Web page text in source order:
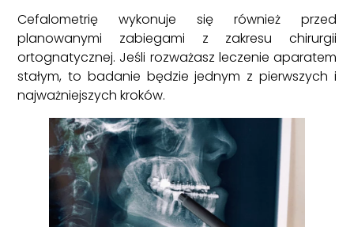
Cefalometrię wykonuje się również przed
planowanymi zabiegami z zakresu chirurgii
ortognatycznej. Jeśli rozważasz leczenie aparatem
stałym, to badanie będzie jednym z pierwszych i
najważniejszych kroków.